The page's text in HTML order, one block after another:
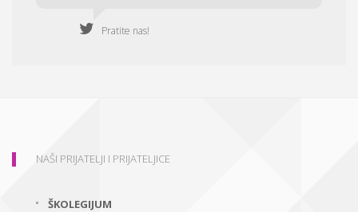
Pratite nas!
NAŠI PRIJATELJI I PRIJATELJICE
ŠKOLEGIJUM